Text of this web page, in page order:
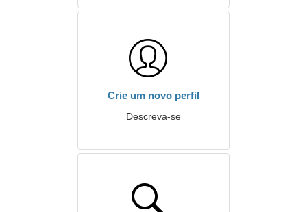
Crie um novo perfil
Descreva-se